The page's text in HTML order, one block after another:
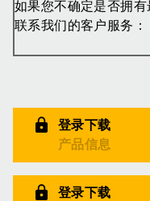
如果您不确定是否拥
联系我们的客户服务：
登录下载
产品信息
登录下载